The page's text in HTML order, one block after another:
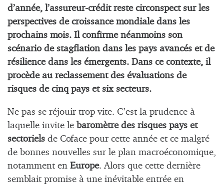
d’année, l’assureur-crédit reste circonspect sur les
perspectives de croissance mondiale dans les
prochains mois. Il confirme néanmoins son
scénario de stagflation dans les pays avancés et de
résilience dans les émergents. Dans ce contexte, il
procède au reclassement des évaluations de
risques de cinq pays et six secteurs.
Ne pas se réjouir trop vite. C’est la prudence à
laquelle invite le baromètre des risques pays et
sectoriels de Coface pour cette année et ce malgré
de bonnes nouvelles sur le plan macroéconomique,
notamment en Europe. Alors que cette dernière
semblait promise à une inévitable entrée en